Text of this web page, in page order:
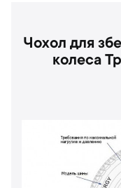
Чохол для
колеса